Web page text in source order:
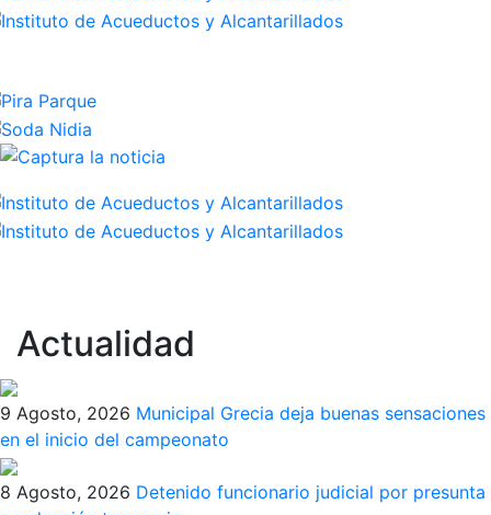
Actualidad
9 Agosto, 2026 Municipal Grecia deja buenas sensaciones
en el inicio del campeonato
8 Agosto, 2026 Detenido funcionario judicial por presunta